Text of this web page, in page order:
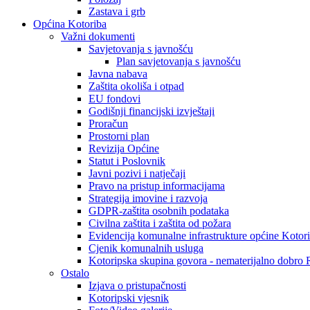
Zastava i grb
Općina Kotoriba
Važni dokumenti
Savjetovanja s javnošću
Plan savjetovanja s javnošću
Javna nabava
Zaštita okoliša i otpad
EU fondovi
Godišnji financijski izvještaji
Proračun
Prostorni plan
Revizija Općine
Statut i Poslovnik
Javni pozivi i natječaji
Pravo na pristup informacijama
Strategija imovine i razvoja
GDPR-zaštita osobnih podataka
Civilna zaštita i zaštita od požara
Evidencija komunalne infrastrukture općine
Cjenik komunalnih usluga
Kotoripska skupina govora - nematerijalno dobro
Ostalo
Izjava o pristupačnosti
Kotoripski vjesnik